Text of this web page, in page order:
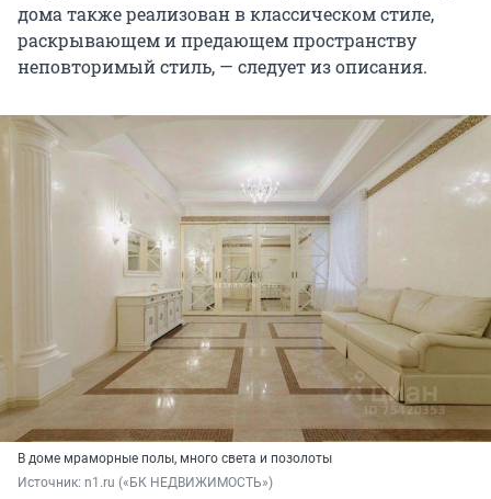
дома также реализован в классическом стиле,
раскрывающем и предающем пространству
неповторимый стиль, — следует из описания.
В доме мраморные полы, много света и позолоты
Источник: n1.ru («БК НЕДВИЖИМОСТЬ»)